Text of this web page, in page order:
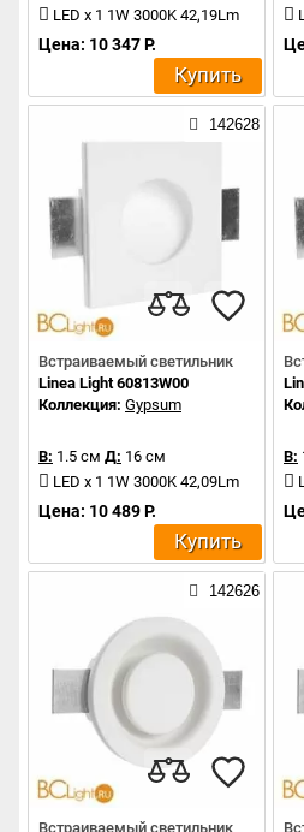
LED x 1 1W 3000K 42,19Lm
Цена: 10 347 Р.
Купить
142628
Встраиваемый светильник
Linea Light 60813W00
Коллекция: Gypsum
В: 1.5 см Д: 16 см
LED x 1 1W 3000K 42,09Lm
Цена: 10 489 Р.
Купить
В:
142626
Встраиваемый светильник